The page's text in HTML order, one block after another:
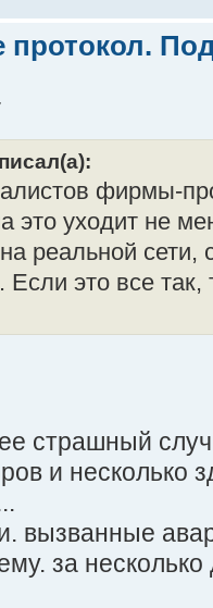
протокол.
фирмы-
это уходит не
реальной сети,
Если это все так,
страшный
и несколько
вызванные
за несколько